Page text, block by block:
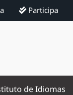
Participa
de Idiomas